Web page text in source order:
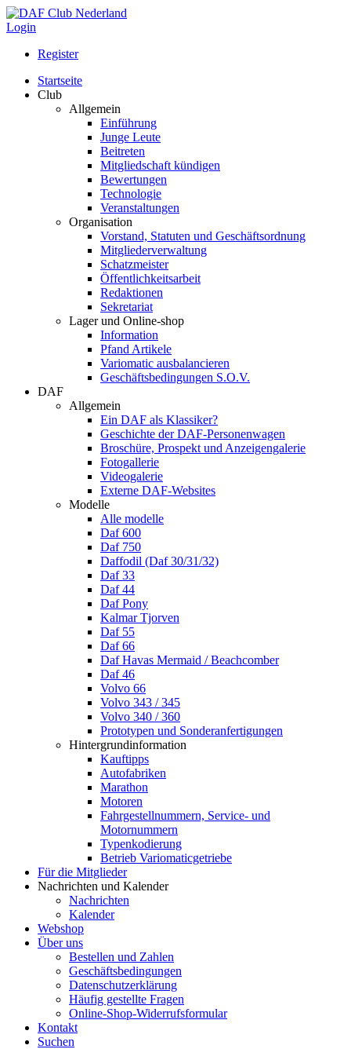
Login
Register
Startseite
Club
Allgemein
Einführung
Junge Leute
Beitreten
Mitgliedschaft kündigen
Bewertungen
Technologie
Veranstaltungen
Organisation
Vorstand, Statuten und Geschäftsordnung
Mitgliederverwaltung
Schatzmeister
Öffentlichkeitsarbeit
Redaktionen
Sekretariat
Lager und Online-shop
Information
Pfand Artikele
Variomatic ausbalancieren
Geschäftsbedingungen S.O.V.
DAF
Allgemein
Ein DAF als Klassiker?
Geschichte der DAF-Personenwagen
Broschüre, Prospekt und Anzeigengalerie
Fotogallerie
Videogalerie
Externe DAF-Websites
Modelle
Alle modelle
Daf 600
Daf 750
Daffodil (Daf 30/31/32)
Daf 33
Daf 44
Daf Pony
Kalmar Tjorven
Daf 55
Daf 66
Daf Havas Mermaid / Beachcomber
Daf 46
Volvo 66
Volvo 343 / 345
Volvo 340 / 360
Prototypen und Sonderanfertigungen
Hintergrundinformation
Kauftipps
Autofabriken
Marathon
Motoren
Fahrgestellnummern, Service- und
Motornummern
Typenkodierung
Betrieb Variomaticgetriebe
Für die Mitglieder
Nachrichten und Kalender
Nachrichten
Kalender
Webshop
Über uns
Bestellen und Zahlen
Geschäftsbedingungen
Datenschutzerklärung
Häufig gestellte Fragen
Online-Shop-Widerrufsformular
Kontakt
Suchen